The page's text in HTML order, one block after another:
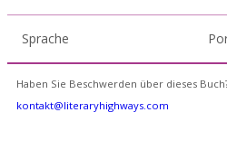
Sprache
Haben Sie Beschwerden über dieses
kontakt@literaryhighways.com